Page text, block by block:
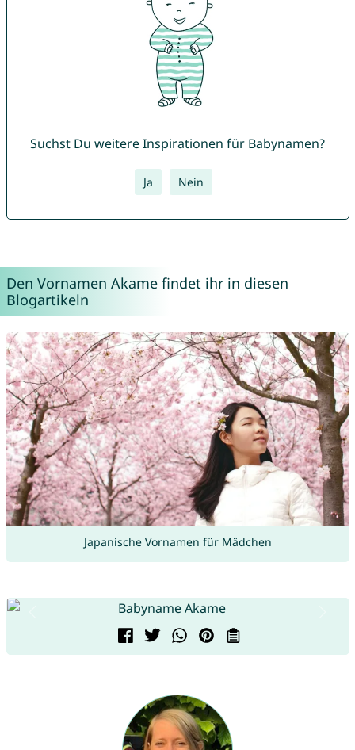
Suchst Du weitere Inspirationen für Babynamen?
Ja Nein
Den Vornamen Akame findet ihr in diesen
Blogartikeln
Japanische Vornamen für Mädchen